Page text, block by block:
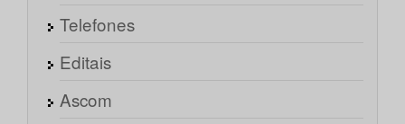
Telefones
Editais
Ascom